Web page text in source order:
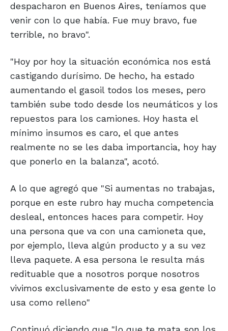
despacharon en Buenos Aires, teníamos que
venir con lo que había. Fue muy bravo, fue
terrible, no bravo".
"Hoy por hoy la situación económica nos está
castigando durísimo. De hecho, ha estado
aumentando el gasoil todos los meses, pero
también sube todo desde los neumáticos y los
repuestos para los camiones. Hoy hasta el
mínimo insumos es caro, el que antes
realmente no se les daba importancia, hoy hay
que ponerlo en la balanza", acotó.
A lo que agregó que "Si aumentas no trabajas,
porque en este rubro hay mucha competencia
desleal, entonces haces para competir. Hoy
una persona que va con una camioneta que,
por ejemplo, lleva algún producto y a su vez
lleva paquete. A esa persona le resulta más
redituable que a nosotros porque nosotros
vivimos exclusivamente de esto y esa gente lo
usa como relleno"